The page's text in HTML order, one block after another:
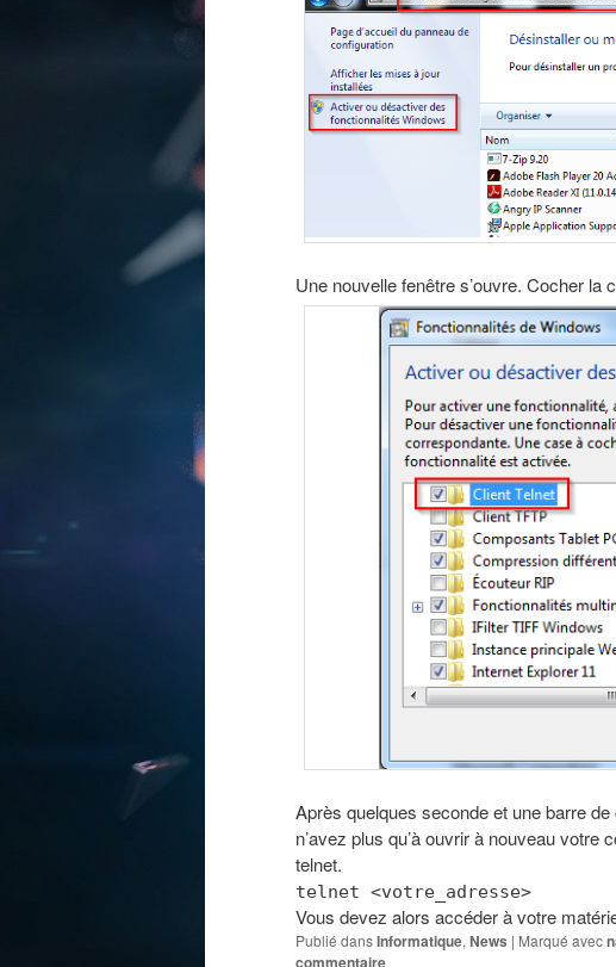
Une nouvelle fenêtre s’ouvre. Cocher la
Après quelques seconde et une barre
n’avez plus qu’à ouvrir à nouveau
telnet.
telnet <votre_adresse>
Vous devez alors accéder à votre
Publié dansInformatique,News | Marqué avec